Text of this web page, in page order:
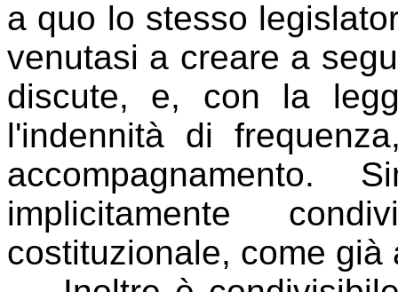
a quo lo stesso
venutasi a creare a
discute, e, con la
l'indennità di
accompagnamento.
implicitamente
costituzionale, come già